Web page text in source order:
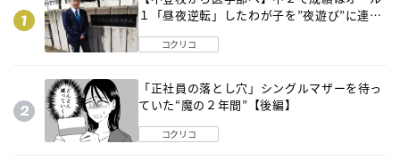
１「昼夜逆転」したわが子を”夜遊び”に連れ
コクリコ
「正社員の落とし穴」シングルマザーを待っ
ていた“魔の２年間”【後編】
コクリコ